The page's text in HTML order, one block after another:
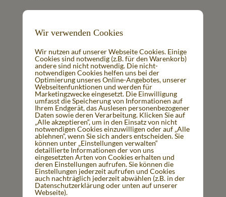
Backofen überbacken bis der Käse geschmolzen
Tipp: Dazu passt ein frischer Salat.
Guten Appetit!
Produkte aus diesem Rezept
Wir verwenden Cookies
Wir nutzen auf unserer Webseite Cookies. Einige
Cookies sind notwendig (z.B. für den Warenkorb)
andere sind nicht notwendig. Die nicht-
notwendigen Cookies helfen uns bei der
Optimierung unseres Online-Angebotes, unserer
Webseitenfunktionen und werden für
Marketingzwecke eingesetzt. Die Einwilligung
umfasst die Speicherung von Informationen auf
Ihrem Endgerät, das Auslesen personenbezogener
Daten sowie deren Verarbeitung. Klicken Sie auf
„Alle akzeptieren“, um in den Einsatz von nicht
notwendigen Cookies einzuwilligen oder auf „Alle
ablehnen“, wenn Sie sich anders entscheiden. Sie
können unter „Einstellungen verwalten“
detaillierte Informationen der von uns
eingesetzten Arten von Cookies erhalten und
deren Einstellungen aufrufen. Sie können die
Einstellungen jederzeit aufrufen und Cookies
auch nachträglich jederzeit abwählen (z.B. in der
Datenschutzerklärung oder unten auf unserer
Webseite).